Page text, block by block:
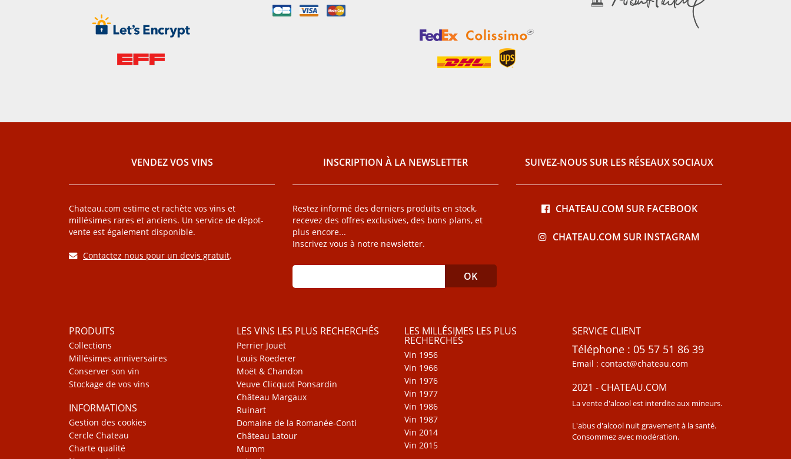
VENDEZ VOS VINS
Chateau.com estime et rachète vos vins et
millésimes rares et anciens. Un service de dépot-
vente est également disponible.
Contactez nous pour un devis gratuit.
INSCRIPTION À LA NEWSLETTER
Restez informé des derniers produits en stock,
recevez des offres exclusives, des bons plans, et
plus encore...
Inscrivez vous à notre newsletter.
SUIVEZ-NOUS SUR LES RÉSEAUX SOCIAUX
CHATEAU.COM SUR FACEBOOK
CHATEAU.COM SUR INSTAGRAM
PRODUITS
Collections
Millésimes anniversaires
Conserver son vin
Stockage de vos vins
INFORMATIONS
Gestion des cookies
Cercle Chateau
Charte qualité
LES VINS LES PLUS RECHERCHÉS
Perrier Jouët
Louis Roederer
Moët & Chandon
Veuve Clicquot Ponsardin
Château Margaux
Ruinart
Domaine de la Romanée-Conti
Château Latour
Mumm
LES MILLÉSIMES LES PLUS
RECHERCHÉS
Vin 1956
Vin 1966
Vin 1976
Vin 1977
Vin 1986
Vin 1987
Vin 2014
Vin 2015
SERVICE CLIENT
Téléphone : 05 57 51 86 39
Email : contact@chateau.com
2021 - CHATEAU.COM
La vente d'alcool est interdite aux mineurs.
L'abus d'alcool nuit gravement à la santé.
Consommez avec modération.